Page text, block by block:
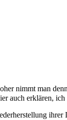
nimmt man
auch erklären,